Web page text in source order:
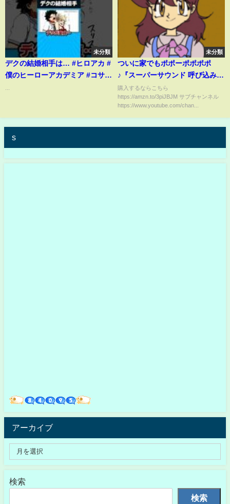
未分類
デクの結婚相手は… #ヒロアカ #
僕のヒーローアカデミア #コサン
未分類
ついに家でもポポーポポポポ
♪『スーパーサウンド 呼び込み君
ミニ』が最高すぎる件。
購入するならこちら
https://amzn.to/3piJBJM サブチャンネル
https://www.youtube.com/chan...
s
アーカイブ
検索
検索